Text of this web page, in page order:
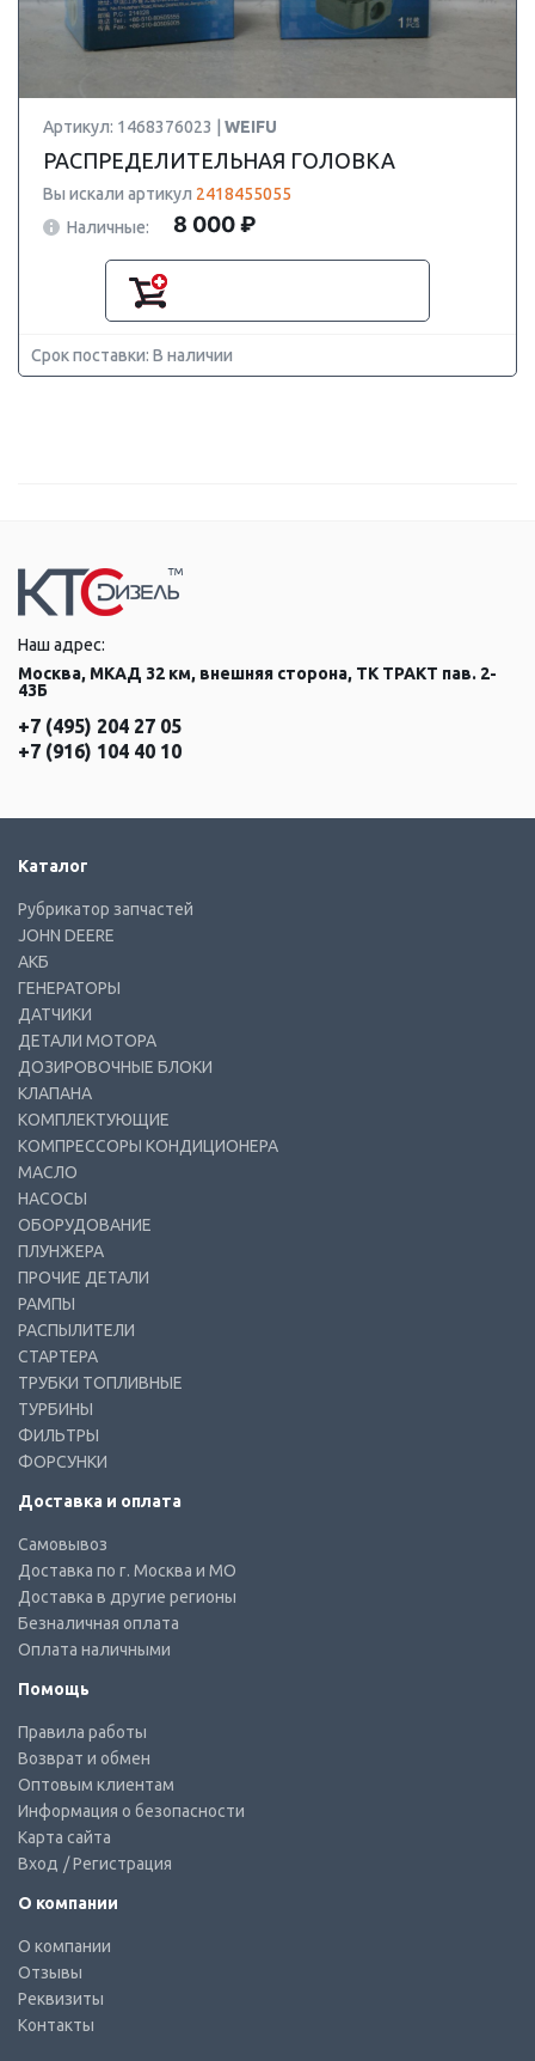
Артикул: 1468376023 | WEIFU
РАСПРЕДЕЛИТЕЛЬНАЯ ГОЛОВКА
Вы искали артикул 2418455055
Наличные:
8 000 ₽
Срок поставки: В наличии
Наш адрес:
Москва, МКАД 32 км, внешняя сторона, ТК ТРАКТ пав. 2-
43Б
+7 (495) 204 27 05
+7 (916) 104 40 10
Каталог
Рубрикатор запчастей
JOHN DEERE
АКБ
ГЕНЕРАТОРЫ
ДАТЧИКИ
ДЕТАЛИ МОТОРА
ДОЗИРОВОЧНЫЕ БЛОКИ
КЛАПАНА
КОМПЛЕКТУЮЩИЕ
КОМПРЕССОРЫ КОНДИЦИОНЕРА
МАСЛО
НАСОСЫ
ОБОРУДОВАНИЕ
ПЛУНЖЕРА
ПРОЧИЕ ДЕТАЛИ
РАМПЫ
РАСПЫЛИТЕЛИ
СТАРТЕРА
ТРУБКИ ТОПЛИВНЫЕ
ТУРБИНЫ
ФИЛЬТРЫ
ФОРСУНКИ
Доставка и оплата
Самовывоз
Доставка по г. Москва и МО
Доставка в другие регионы
Безналичная оплата
Оплата наличными
Помощь
Правила работы
Возврат и обмен
Оптовым клиентам
Информация о безопасности
Карта сайта
Вход / Регистрация
О компании
О компании
Отзывы
Реквизиты
Контакты